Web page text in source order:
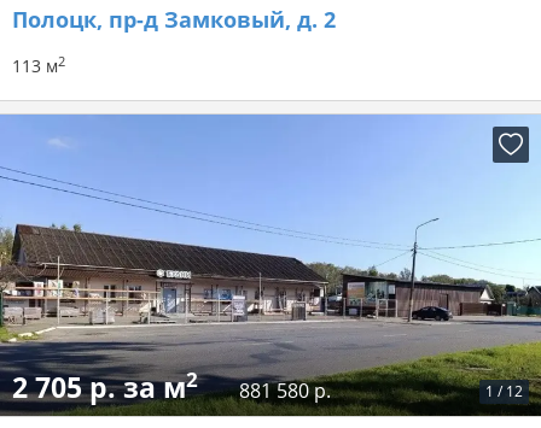
Полоцк, пр-д Замковый, д. 2
113 м2
1 / 12
2 705 р. за м2 881 580 р.